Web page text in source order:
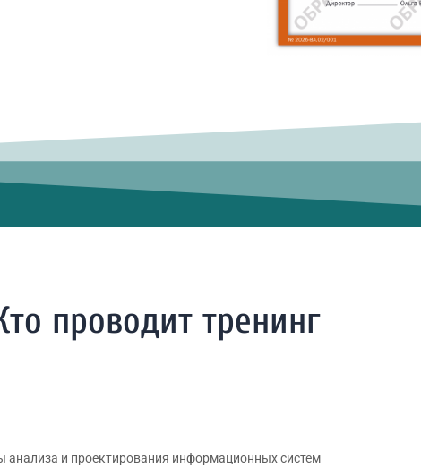
проводит тренинг
анализа и проектирования информационных систем